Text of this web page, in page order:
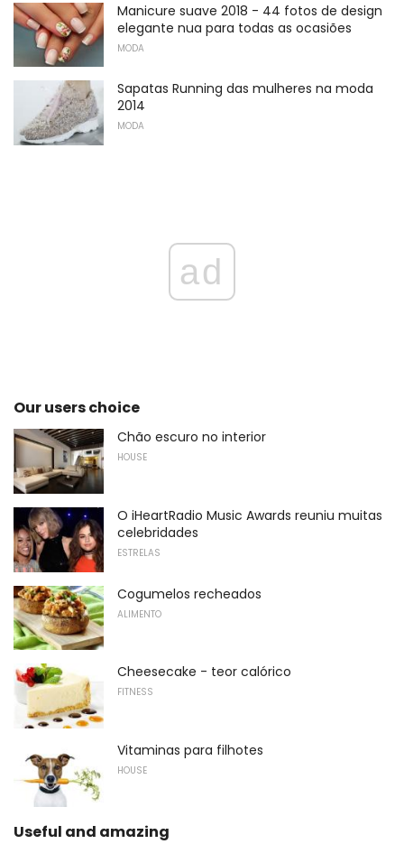
Manicure suave 2018 - 44 fotos de design
elegante nua para todas as ocasiões
MODA
Sapatas Running das mulheres na moda
2014
MODA
ad
Our users choice
Chão escuro no interior
HOUSE
O iHeartRadio Music Awards reuniu muitas
celebridades
ESTRELAS
Cogumelos recheados
ALIMENTO
Cheesecake - teor calórico
FITNESS
Vitaminas para filhotes
HOUSE
Useful and amazing